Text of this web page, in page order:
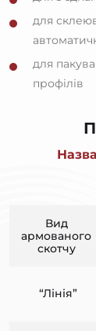
для
для
профілів
Вид
армованого
скотчу
“Лінія”